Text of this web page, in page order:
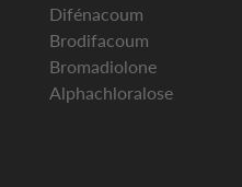
Difénacoum
Brodifacoum
Bromadiolone
Alphachloralose